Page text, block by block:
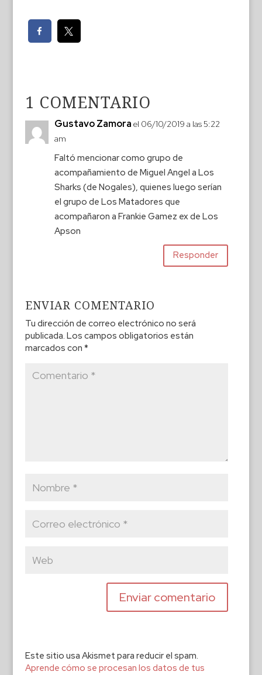
1 COMENTARIO
Gustavo Zamora el 06/10/2019 a las 5:22
am
Faltó mencionar como grupo de
acompañamiento de Miguel Angel a Los
Sharks (de Nogales), quienes luego serían
el grupo de Los Matadores que
acompañaron a Frankie Gamez ex de Los
Apson
Responder
ENVIAR COMENTARIO
Tu dirección de correo electrónico no será
publicada. Los campos obligatorios están
marcados con *
Este sitio usa Akismet para reducir el spam.
Aprende cómo se procesan los datos de tus